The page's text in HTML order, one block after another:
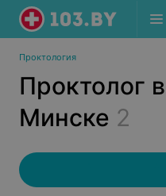
Проктология
Проктолог
Минске 2